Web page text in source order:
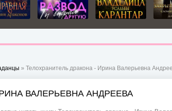
» Телохранитель дракона - Ирина Валерьевна
ВАЛЕРЬЕВНА АНДРЕЕВА